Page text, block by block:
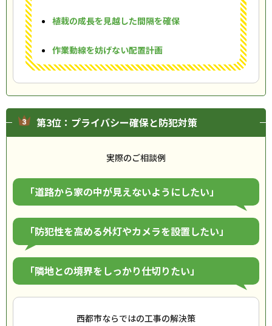
植栽の成長を見越した間隔を確保
作業動線を妨げない配置計画
第3位：プライバシー確保と防犯対策
実際のご相談例
「道路から家の中が見えないようにしたい」
「防犯性を高める外灯やカメラを設置したい」
「隣地との境界をしっかり仕切りたい」
西都市ならではの工事の解決策